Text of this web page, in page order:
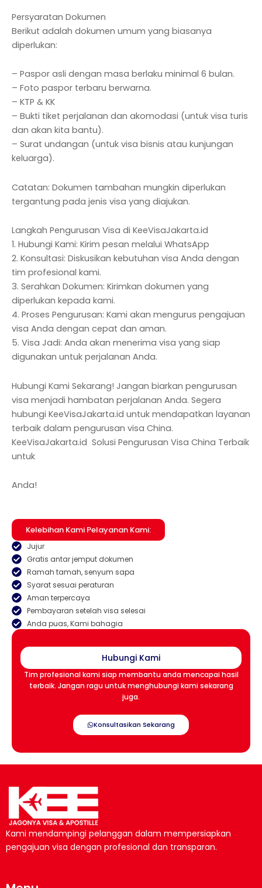
Persyaratan Dokumen
Berikut adalah dokumen umum yang biasanya
diperlukan:
– Paspor asli dengan masa berlaku minimal 6 bulan.
– Foto paspor terbaru berwarna.
– KTP & KK
– Bukti tiket perjalanan dan akomodasi (untuk visa turis
dan akan kita bantu).
– Surat undangan (untuk visa bisnis atau kunjungan
keluarga).
Catatan: Dokumen tambahan mungkin diperlukan
tergantung pada jenis visa yang diajukan.
Langkah Pengurusan Visa di KeeVisaJakarta.id
1. Hubungi Kami: Kirim pesan melalui WhatsApp
2. Konsultasi: Diskusikan kebutuhan visa Anda dengan
tim profesional kami.
3. Serahkan Dokumen: Kirimkan dokumen yang
diperlukan kepada kami.
4. Proses Pengurusan: Kami akan mengurus pengajuan
visa Anda dengan cepat dan aman.
5. Visa Jadi: Anda akan menerima visa yang siap
digunakan untuk perjalanan Anda.
Hubungi Kami Sekarang! Jangan biarkan pengurusan
visa menjadi hambatan perjalanan Anda. Segera
hubungi KeeVisaJakarta.id untuk mendapatkan layanan
terbaik dalam pengurusan visa China.
KeeVisaJakarta.id Solusi Pengurusan Visa China Terbaik
untuk
Anda!
Kelebihan Kami Pelayanan Kami:
Jujur
Gratis antar jemput dokumen
Ramah tamah, senyum sapa
Syarat sesuai peraturan
Aman terpercaya
Pembayaran setelah visa selesai
Anda puas, Kami bahagia
Hubungi Kami
Tim profesional kami siap membantu anda mencapai hasil
terbaik. Jangan ragu untuk menghubungi kami sekarang
juga.
Konsultasikan Sekarang
Kami mendampingi pelanggan dalam mempersiapkan
pengajuan visa dengan profesional dan transparan.